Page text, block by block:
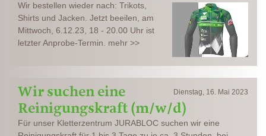
Wir bestellen wieder nach: Trikots,
Shirts und Jacken. Jetzt beeilen, am
Mittwoch, 6.12.23, 18 - 20.00 Uhr ist
letzter Anprobe-Termin. mehr >>
Dienstag, 16. Mai 2023
Wir suchen eine
Reinigungskraft (m/w/d)
Für unser Kletterzentrum JURABLOC suchen wir eine